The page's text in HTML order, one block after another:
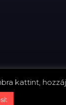
(PDF)
kattint,